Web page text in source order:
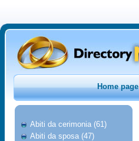
Home page
Abiti da cerimonia (61)
Abiti da sposa (47)